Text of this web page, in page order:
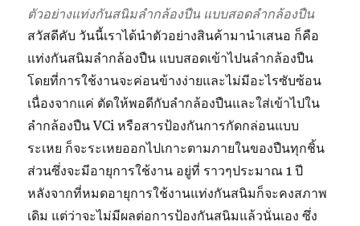
ตัวอย่างแท่งกันสนิมลำกล้องปืน แบบสอดลำกล้องปืน
สวัสดีคับ วันนี้เราได้นำตัวอย่างสินค้ามานำเสนอ ก็คือ
แท่งกันสนิมลำกล้องปืน แบบสอดเข้าไปนลำกล้องปืน
โดยที่การใช้งานจะค่อนข้างง่ายและไม่มีอะไรซับซ้อน
เนื่องจากแค่ ตัดให้พอดีกับลำกล้องปืนและใส่เข้าไปใน
ลำกล้องปืน VCi หรือสารป้องกันการกัดกล่อนแบบ
ระเหย ก็จะระเหยออกไปเกาะตามภายในของปืนทุกชิ้น
ส่วนซึ่งจะมีอายุการใช้งาน อยู่ที่ ราวๆประมาณ 1 ปี
หลังจากที่หมดอายุการใช้งานแท่งกันสนิมก็จะคงสภาพ
เดิม แต่ว่าจะไม่มีผลต่อการป้องกันสนิมแล้วนั่นเอง ซึ่ง